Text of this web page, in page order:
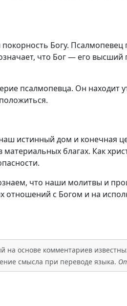
Богу.
что Бог — его
псалмопевца. Он находит
истинный дом и конечная
благах. Как
что наши молитвы и
отношений с Богом и на
основе комментариев
смысла при переводе языка.